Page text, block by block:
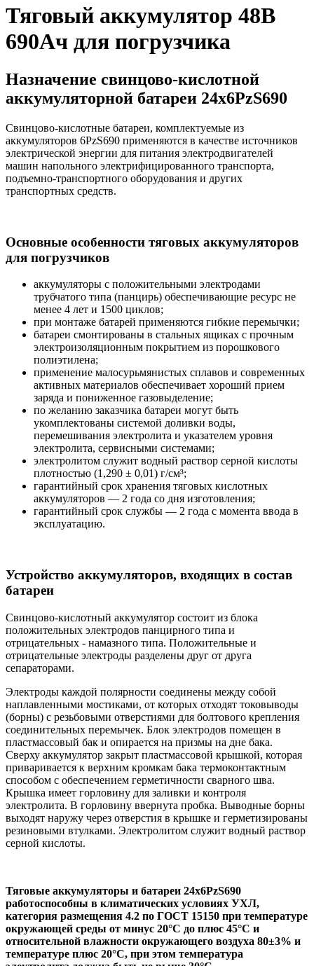
Тяговый аккумулятор 48В
690Ач для погрузчика
Назначение свинцово-кислотной
аккумуляторной батареи 24х6PzS690
Свинцово-кислотные батареи, комплектуемые из
аккумуляторов 6PzS690 применяются в качестве источников
электрической энергии для питания электродвигателей
машин напольного электрифицированного транспорта,
подъемно-транспортного оборудования и других
транспортных средств.
Основные особенности тяговых аккумуляторов
для погрузчиков
аккумуляторы с положительными электродами
трубчатого типа (панцирь) обеспечивающие ресурс не
менее 4 лет и 1500 циклов;
при монтаже батарей применяются гибкие перемычки;
батареи смонтированы в стальных ящиках с прочным
электроизоляционным покрытием из порошкового
полиэтилена;
применение малосурьмянистых сплавов и современных
активных материалов обеспечивает хороший прием
заряда и пониженное газовыделение;
по желанию заказчика батареи могут быть
укомплектованы системой доливки воды,
перемешивания электролита и указателем уровня
электролита, сервисными системами;
электролитом служит водный раствор серной кислоты
плотностью (1,290 ± 0,01) г/см³;
гарантийный срок хранения тяговых кислотных
аккумуляторов — 2 года со дня изготовления;
гарантийный срок службы — 2 года с момента ввода в
эксплуатацию.
Устройство аккумуляторов, входящих в состав
батареи
Свинцово-кислотный аккумулятор состоит из блока
положительных электродов панцирного типа и
отрицательных - намазного типа. Положительные и
отрицательные электроды разделены друг от друга
сепараторами.
Электроды каждой полярности соединены между собой
наплавленными мостиками, от которых отходят токовыводы
(борны) с резьбовыми отверстиями для болтового крепления
соединительных перемычек. Блок электродов помещен в
пластмассовый бак и опирается на призмы на дне бака.
Сверху аккумулятор закрыт пластмассовой крышкой, которая
приваривается к верхним кромкам бака термоконтактным
способом с обеспечением герметичности сварного шва.
Крышка имеет горловину для заливки и контроля
электролита. В горловину ввернута пробка. Выводные борны
выходят наружу через отверстия в крышке и герметизированы
резиновыми втулками. Электролитом служит водный раствор
серной кислоты.
Тяговые аккумуляторы и батареи 24х6PzS690
работоспособны в климатических условиях УХЛ,
категория размещения 4.2 по ГОСТ 15150 при температуре
окружающей среды от минус 20°С до плюс 45°С и
относительной влажности окружающего воздуха 80±3% и
температуре плюс 20°С, при этом температура